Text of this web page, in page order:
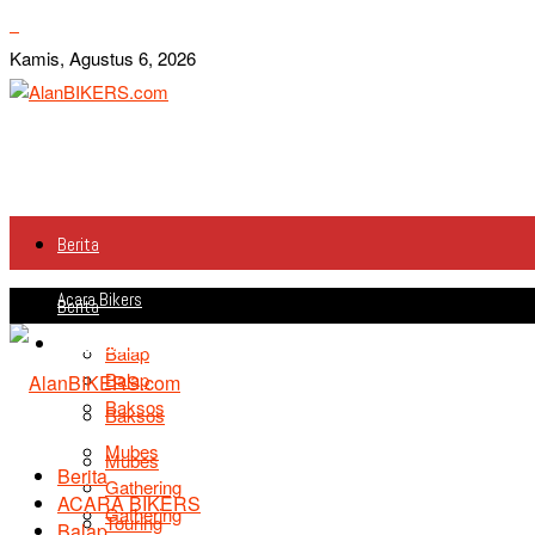
Kamis, Agustus 6, 2026
Berita
Acara Bikers
Balap
Baksos
Mubes
Gathering
Berita
Acara Bikers
Balap
Baksos
Mubes
Gathering
Touring
Berita
ACARA BIKERS